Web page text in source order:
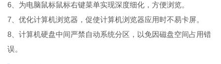
6、为电脑鼠标鼠标右键菜单实现深度细化，方便浏览。
7、优化计算机浏览器，促使计算机浏览器应用时不易卡屏。
8、计算机硬盘中间严禁自动系统分区，以免因磁盘空间占用错
误。